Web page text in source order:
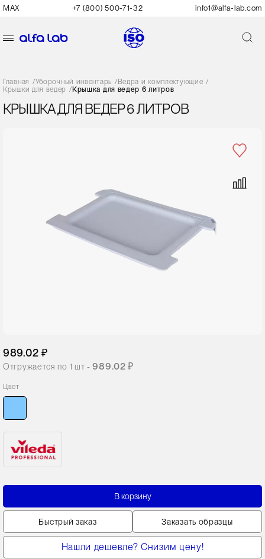
MAX +7 (800) 500-71-32 info1@alfa-lab.com
Главная /Уборочный инвентарь / Ведра и комплектующие /
Крышки для ведер / Крышка для ведер 6 литров
КРЫШКА ДЛЯ ВЕДЕР 6 ЛИТРОВ
989.02 ₽
Отгружается по 1 шт -989.02 ₽
Цвет
В корзину
Быстрый заказ Заказать образцы
Нашли дешевле? Снизим цену!